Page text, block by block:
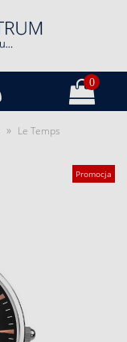
0
» Le Temps
Promocja